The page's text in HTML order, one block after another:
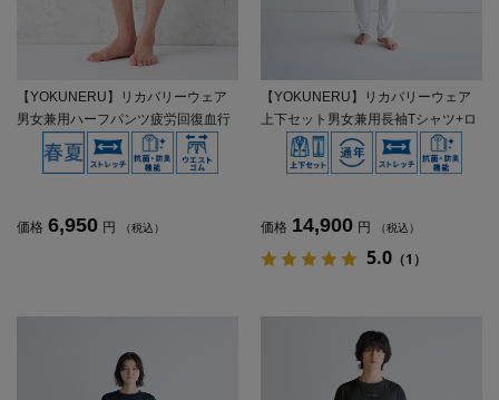
【YOKUNERU】リカバリーウェア
男女兼用ハーフパンツ疲労回復血行
促進遠赤外線快眠NANOMIX(R)【一
般医療機器】SS～LLサイズ
価格 6,950 円 （税込）
【YOKUNERU】リカバリーウェア
上下セット男女兼用長袖Tシャツ+ロ
ングパンツ疲労回復血行促進遠赤外
線快眠NANOMIX(R)【一般医療機
価格 14,900 円 （税込）
5.0 （1）